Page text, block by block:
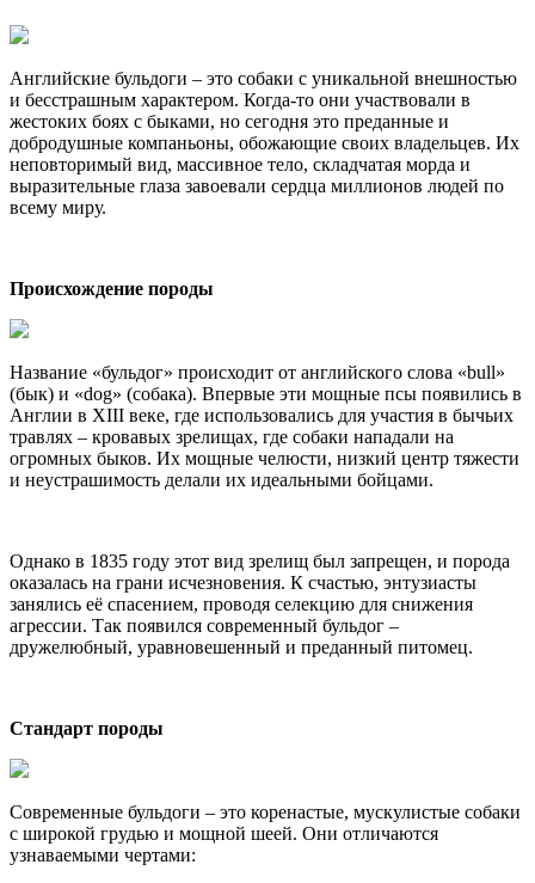
Английские бульдоги – это собаки с уникальной внешностью
и бесстрашным характером. Когда-то они участвовали в
жестоких боях с быками, но сегодня это преданные и
добродушные компаньоны, обожающие своих владельцев. Их
неповторимый вид, массивное тело, складчатая морда и
выразительные глаза завоевали сердца миллионов людей по
всему миру.
Происхождение породы
Название «бульдог» происходит от английского слова «bull»
(бык) и «dog» (собака). Впервые эти мощные псы появились в
Англии в XIII веке, где использовались для участия в бычьих
травлях – кровавых зрелищах, где собаки нападали на
огромных быков. Их мощные челюсти, низкий центр тяжести
и неустрашимость делали их идеальными бойцами.
Однако в 1835 году этот вид зрелищ был запрещен, и порода
оказалась на грани исчезновения. К счастью, энтузиасты
занялись её спасением, проводя селекцию для снижения
агрессии. Так появился современный бульдог –
дружелюбный, уравновешенный и преданный питомец.
Стандарт породы
Современные бульдоги – это коренастые, мускулистые собаки
с широкой грудью и мощной шеей. Они отличаются
узнаваемыми чертами: